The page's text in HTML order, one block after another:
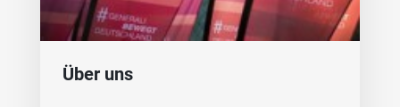
Über uns